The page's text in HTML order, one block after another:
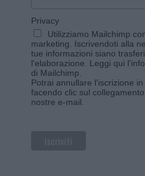
Privacy
Utilizziamo Mailchimp
marketing. Iscrivendoti alla
tue informazioni siano
l'elaborazione. Leggi qui
di Mailchimp
Potrai annullare l'iscrizione
facendo clic sul
nostre e-mail.